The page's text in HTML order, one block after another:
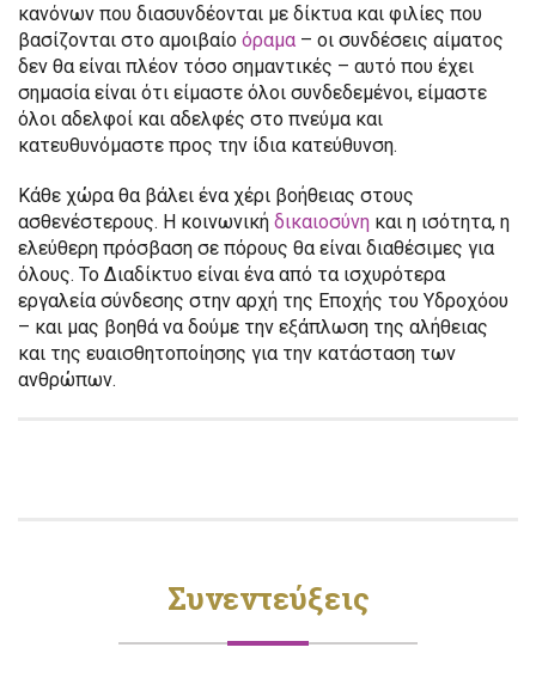
κανόνων που διασυνδέονται με δίκτυα και φιλίες που
βασίζονται στο αμοιβαίο όραμα – οι συνδέσεις αίματος
δεν θα είναι πλέον τόσο σημαντικές – αυτό που έχει
σημασία είναι ότι είμαστε όλοι συνδεδεμένοι, είμαστε
όλοι αδελφοί και αδελφές στο πνεύμα και
κατευθυνόμαστε προς την ίδια κατεύθυνση.
Κάθε χώρα θα βάλει ένα χέρι βοήθειας στους
ασθενέστερους. Η κοινωνική δικαιοσύνη και η ισότητα, η
ελεύθερη πρόσβαση σε πόρους θα είναι διαθέσιμες για
όλους. Το Διαδίκτυο είναι ένα από τα ισχυρότερα
εργαλεία σύνδεσης στην αρχή της Εποχής του Υδροχόου
– και μας βοηθά να δούμε την εξάπλωση της αλήθειας
και της ευαισθητοποίησης για την κατάσταση των
ανθρώπων.
Συνεντεύξεις